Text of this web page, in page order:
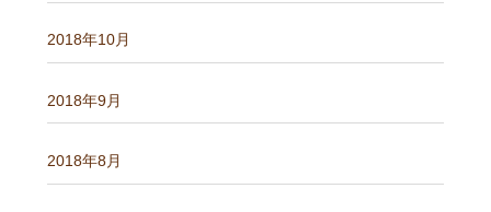
2018年10月
2018年9月
2018年8月